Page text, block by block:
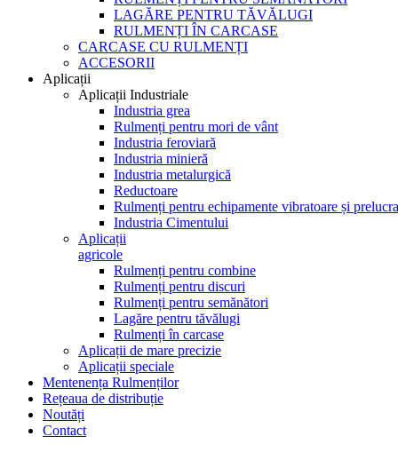
LAGĂRE PENTRU TĂVĂLUGI
RULMENȚI ÎN CARCASE
CARCASE CU RULMENȚI
ACCESORII
Aplicații
Aplicații Industriale
Industria grea
Rulmenți pentru mori de vânt
Industria feroviară
Industria minieră
Industria metalurgică
Reductoare
Rulmenți pentru echipamente vibratoare și
Industria Cimentului
Aplicații
agricole
Rulmenți pentru combine
Rulmenți pentru discuri
Rulmenți pentru semănători
Lagăre pentru tăvălugi
Rulmenți în carcase
Aplicații de mare precizie
Aplicații speciale
Mentenența Rulmenților
Rețeaua de distribuție
Noutăți
Contact